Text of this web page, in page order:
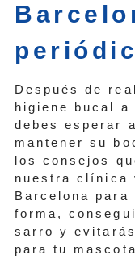
Después de
higiene bucal
debes esperar
mantener su
los consejos
nuestra clínica
Barcelona
forma,
sarro y
para tu